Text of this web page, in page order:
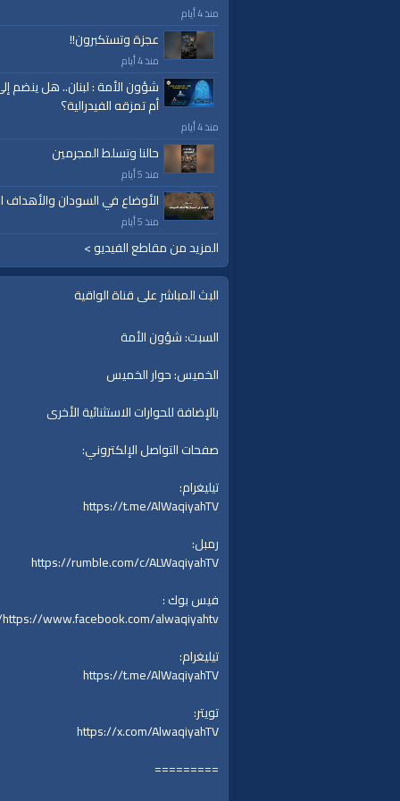
منذ 4 أيام
عجزة وتستكبرون!!
منذ 4 أيام
شؤون الأمة : لبنان.. هل ينضم
أم تمزقه الفيدرالية؟
منذ 4 أيام
حالنا وتسلط المجرمين
منذ 5 أيام
الأوضاع في السودان والأهداف
منذ 5 أيام
المزيد من مقاطع الفيديو >
البث المباشر على قناة الواقية
السبت: شؤون الأمة
الخميس: حوار الخميس
بالإضافة للحوارات الاستثنائية الأخرى
صفحات التواصل الإلكتروني:
تيليغرام:
https://t.me/AlWaqiyahTV
رمبل:
https://rumble.com/c/ALWaqiyahTV
فيس بوك :
https://www.facebook.com/alwaqiyahtv/
تيليغرام:
https://t.me/AlWaqiyahTV
تويتر:
https://x.com/AlwaqiyahTV
=========